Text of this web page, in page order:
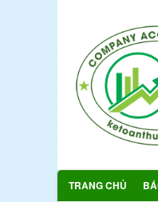
TRANG CHỦ